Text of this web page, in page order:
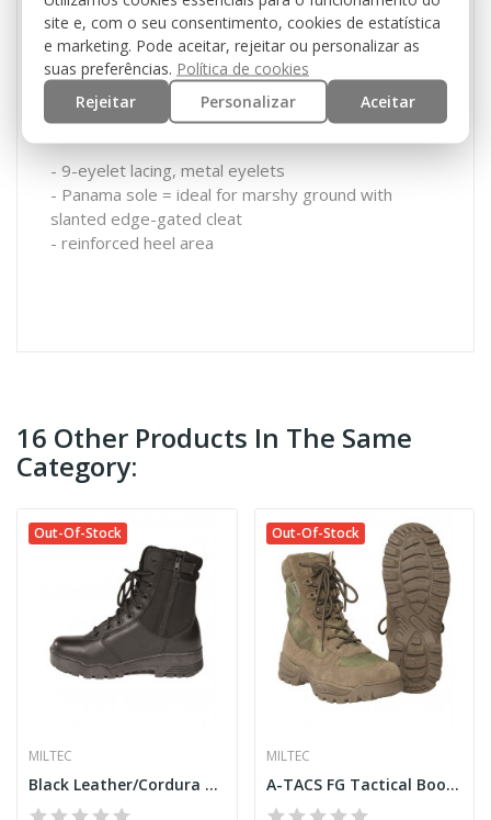
Upper: Cowhide, Polyurethan coated, water-
repellent, 100% Polyester
Outsole: Rubber
Insole: Nylon, EVA (high quality, excellent insulated
foam, keep the foot dry and warm)
- 9-eyelet lacing, metal eyelets
- Panama sole = ideal for marshy ground with
slanted edge-gated cleat
- reinforced heel area
16 Other Products In The Same
Category:
Out-Of-Stock
MILTEC
Black Leather/Cordura Boots w/ ZIP [Miltec]
Out-Of-Stock
MILTEC
A-TACS FG Tactical Boots with zipper [Teesar]
site e, com o seu consentimento, cookies de estatística
e marketing. Pode aceitar, rejeitar ou personalizar as
suas preferências. Política de cookies
Rejeitar
Personalizar Aceitar